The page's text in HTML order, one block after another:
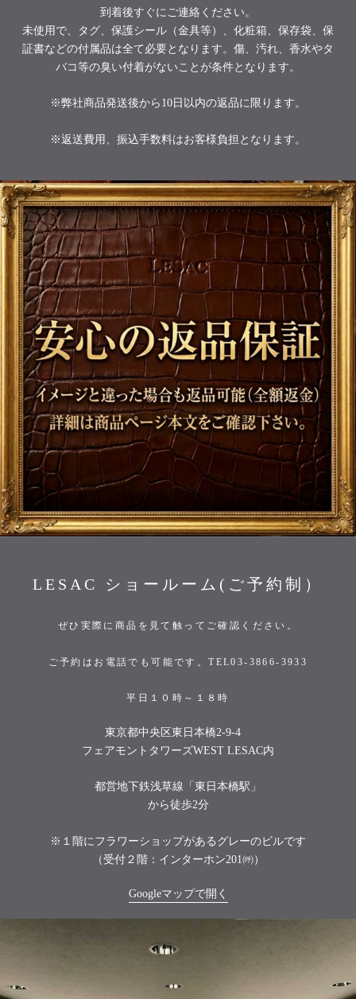
到着後すぐにご連絡ください。
未使用で、タグ、保護シール（金具等）、化粧箱、保存袋、保
証書などの付属品は全て必要となります。傷、汚れ、香水やタ
バコ等の臭い付着がないことが条件となります。
※弊社商品発送後から10日以内の返品に限ります。
※返送費用、振込手数料はお客様負担となります。
LESAC ショールーム(ご予約制）
ぜひ実際に商品を見て触ってご確認ください。
ご予約はお電話でも可能です。TEL03-3866-3933
平日１０時～１８時
東京都中央区東日本橋2-9-4
フェアモントタワーズWEST LESAC内
都営地下鉄浅草線「東日本橋駅」
から徒歩2分
※１階にフラワーショップがあるグレーのビルです
（受付２階：インターホン201㈺）
Googleマップで開く